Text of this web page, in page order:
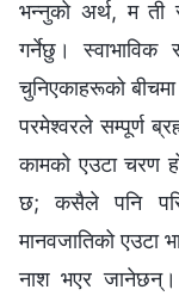
भन्‍नुको अर्थ, म ती
गर्नेछु।
चुनिएकाहरूको
परमेश्‍वरले सम्पूर्ण
कामको एउटा चरण
छ; कसैले पनि
मानवजातिको एउटा
नाश भएर जानेछन्।